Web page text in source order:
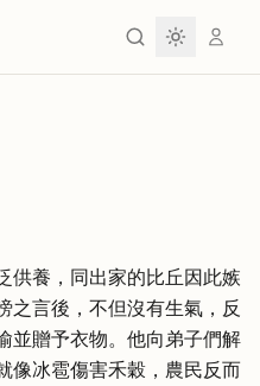
供養，同出家的比丘因此嫉
之言後，不但沒有生氣，反
並贈予衣物。他向弟子們解
像冰雹傷害禾穀，農民反而